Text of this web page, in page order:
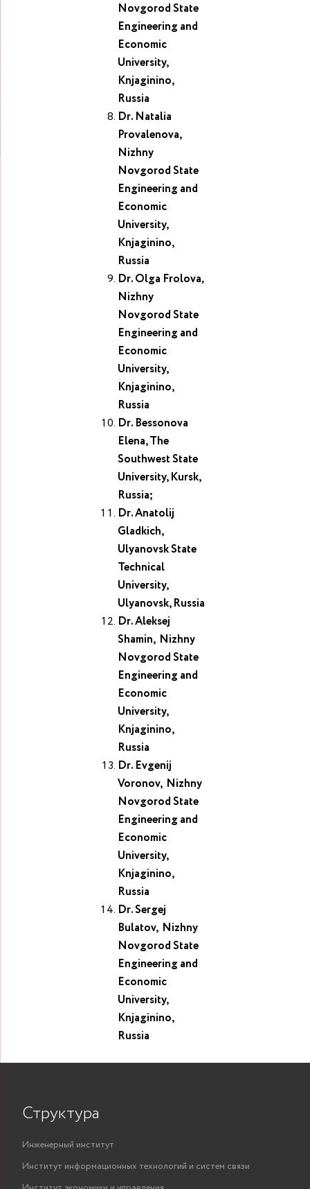
Novgorod State
Engineering and
Economic
University,
Knjaginino,
Russia
Dr. Natalia
Provalenova,
Nizhny
Novgorod State
Engineering and
Economic
University,
Knjaginino,
Russia
Dr. Olga Frolova,
Nizhny
Novgorod State
Engineering and
Economic
University,
Knjaginino,
Russia
Dr. Bessonova
Elena, The
Southwest State
University, Kursk,
Russia;
Dr. Anatolij
Gladkich,
Ulyanovsk State
Technical
University,
Ulyanovsk, Russia
Dr. Aleksej
Shamin, Nizhny
Novgorod State
Engineering and
Economic
University,
Knjaginino,
Russia
Dr. Evgenij
Voronov, Nizhny
Novgorod State
Engineering and
Economic
University,
Knjaginino,
Russia
Dr. Sergej
Bulatov, Nizhny
Novgorod State
Engineering and
Economic
University,
Knjaginino,
Russia
Структура
Инженерный институт
Институт информационных технологий и систем связи